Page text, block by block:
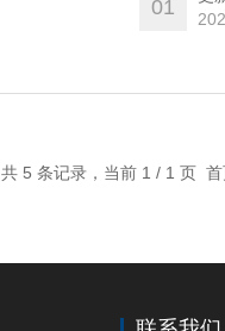
01
共 5 条记录，当前 1 / 1 页